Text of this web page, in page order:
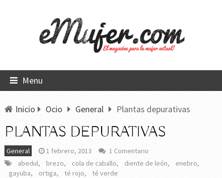
Menu
Inicio Ocio General Plantas depurativas
PLANTAS DEPURATIVAS
General 1 febrero, 2013
1 Comentario
abedul, brezo, cola de caballo, diente de león, enebro,
gayuba, ortiga, té rojo, té verde